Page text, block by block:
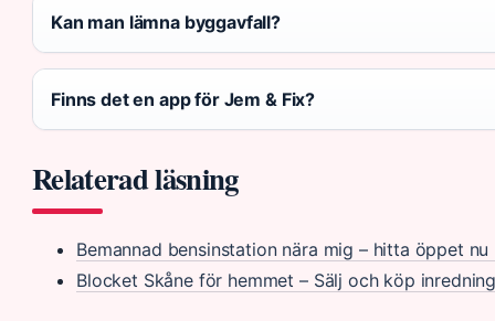
Kan man lämna byggavfall?
Finns det en app för Jem & Fix?
Relaterad läsning
Bemannad bensinstation nära mig – hitta öppet
Blocket Skåne för hemmet – Sälj och köp